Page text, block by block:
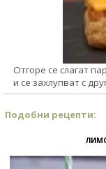
Отгоре се слагат
и се захлупват с
Подобни рецепти: